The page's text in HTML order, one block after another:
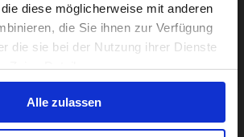
diese möglicherweise mit anderen
die Sie ihnen zur Verfügung
die sie bei der Nutzung ihrer Dienste
Zeige Details
Alle zulassen
US website
No, stay here